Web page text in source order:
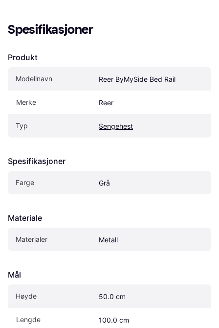
Spesifikasjoner
Produkt
Modellnavn Reer ByMySide Bed Rail
Merke Reer
Typ Sengehest
Spesifikasjoner
Farge Grå
Materiale
Materialer Metall
Mål
Høyde 50.0 cm
Lengde 100.0 cm